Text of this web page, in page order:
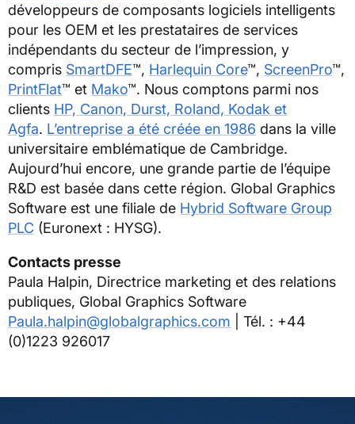
développeurs de composants logiciels intelligents
pour les OEM et les prestataires de services
indépendants du secteur de l’impression, y
compris SmartDFE™, Harlequin Core™, ScreenPro™,
PrintFlat™ et Mako™. Nous comptons parmi nos
clients HP, Canon, Durst, Roland, Kodak et
Agfa. L’entreprise a été créée en 1986 dans la ville
universitaire emblématique de Cambridge.
Aujourd’hui encore, une grande partie de l’équipe
R&D est basée dans cette région. Global Graphics
Software est une filiale de Hybrid Software Group
PLC (Euronext : HYSG).
Contacts presse
Paula Halpin, Directrice marketing et des relations
publiques, Global Graphics Software
Paula.halpin@globalgraphics.com | Tél. : +44
(0)1223 926017